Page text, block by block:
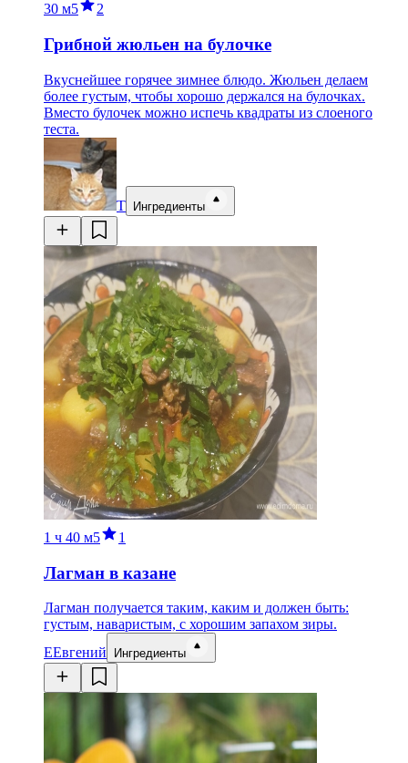
30 м5 2
Грибной жюльен на булочке
Вкуснейшее горячее зимнее блюдо. Жюльен делаем
более густым, чтобы хорошо держался на булочках.
Вместо булочек можно испечь квадраты из слоеного
теста.
Т Ингредиенты
1 ч 40 м5 1
Лагман в казане
Лагман получается таким, каким и должен быть:
густым, наваристым, с хорошим запахом зиры.
ЕЕвгений Ингредиенты